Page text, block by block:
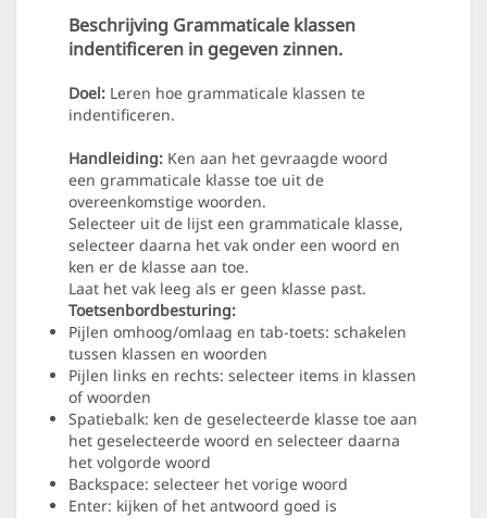
Beschrijving Grammaticale klassen
indentificeren in gegeven zinnen.
Doel: Leren hoe grammaticale klassen te
indentificeren.
Handleiding: Ken aan het gevraagde woord
een grammaticale klasse toe uit de
overeenkomstige woorden.
Selecteer uit de lijst een grammaticale klasse,
selecteer daarna het vak onder een woord en
ken er de klasse aan toe.
Laat het vak leeg als er geen klasse past.
Toetsenbordbesturing:
Pijlen omhoog/omlaag en tab-toets: schakelen
tussen klassen en woorden
Pijlen links en rechts: selecteer items in klassen
of woorden
Spatiebalk: ken de geselecteerde klasse toe aan
het geselecteerde woord en selecteer daarna
het volgorde woord
Backspace: selecteer het vorige woord
Enter: kijken of het antwoord goed is